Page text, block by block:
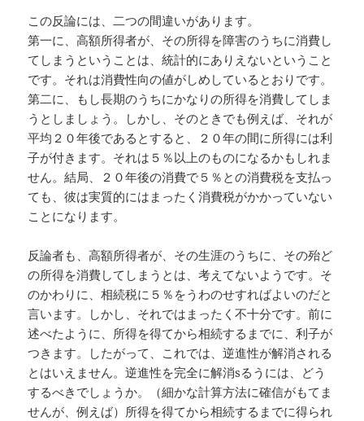
この反論には、二つの間違いがあります。
第一に、高額所得者が、その所得を障害のうちに消費し
てしまうということは、統計的にありえないということ
です。それは消費性向の値がしめしているとおりです。
第二に、もし長期のうちにかなりの所得を消費してしま
うとしましょう。しかし、そのときでも例えば、それが
平均２０年後であるとすると、２０年の間に所得には利
子が付きます。それは５％以上のものになるかもしれま
せん。結局、２０年後の消費で５％との消費税を支払っ
ても、彼は実質的にはまったく消費税がかかっていない
ことになります。
反論者も、高額所得者が、その生涯のうちに、その殆ど
の所得を消費してしまうとは、考えてないようです。そ
のかわりに、相続税に５％をうわのせすればよいのだと
言います。しかし、それではまったく不十分です。前に
述べたように、所得を得てから相続するまでに、利子が
つきます。したがって、これでは、逆進性が解消される
とはいえません。逆進性を完全に解消sるうには、どう
するべきでしょうか。（細かな計算方法に確信がもてま
せんが、例えば）所得を得てから相続するまでに得られ